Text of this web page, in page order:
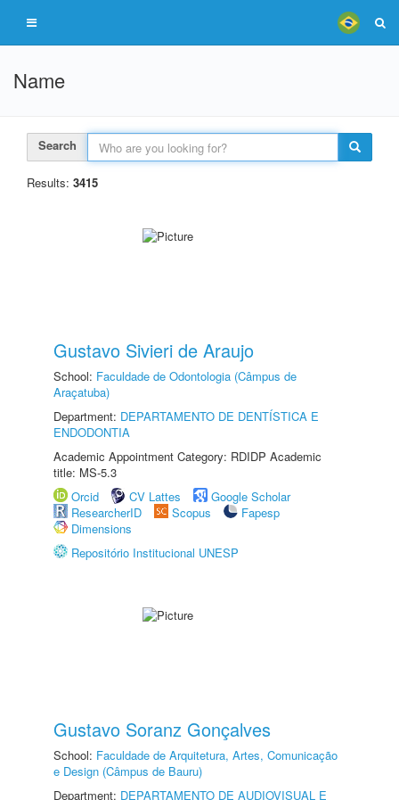
Name
Search
Results: 3415
Gustavo Sivieri de Araujo
School: Faculdade de Odontologia (Câmpus de
Araçatuba)
Department: DEPARTAMENTO DE DENTÍSTICA E
ENDODONTIA
Academic Appointment Category: RDIDP Academic
title: MS-5.3
Orcid
CV Lattes
Google Scholar
ResearcherID
Scopus
Fapesp
Dimensions
Repositório Institucional UNESP
Gustavo Soranz Gonçalves
School: Faculdade de Arquitetura, Artes, Comunicação
e Design (Câmpus de Bauru)
Department: DEPARTAMENTO DE AUDIOVISUAL E